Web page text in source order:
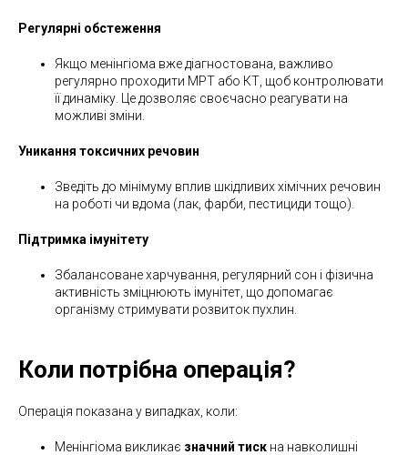
Регулярні обстеження
Якщо менінгіома вже діагностована, важливо
регулярно проходити МРТ або КТ, щоб контролювати
її динаміку. Це дозволяє своєчасно реагувати на
можливі зміни.
Уникання токсичних речовин
Зведіть до мінімуму вплив шкідливих хімічних речовин
на роботі чи вдома (лак, фарби, пестициди тощо).
Підтримка імунітету
Збалансоване харчування, регулярний сон і фізична
активність зміцнюють імунітет, що допомагає
організму стримувати розвиток пухлин.
Коли потрібна операція?
Операція показана у випадках, коли:
Менінгіома викликає значний тиск на навколишні